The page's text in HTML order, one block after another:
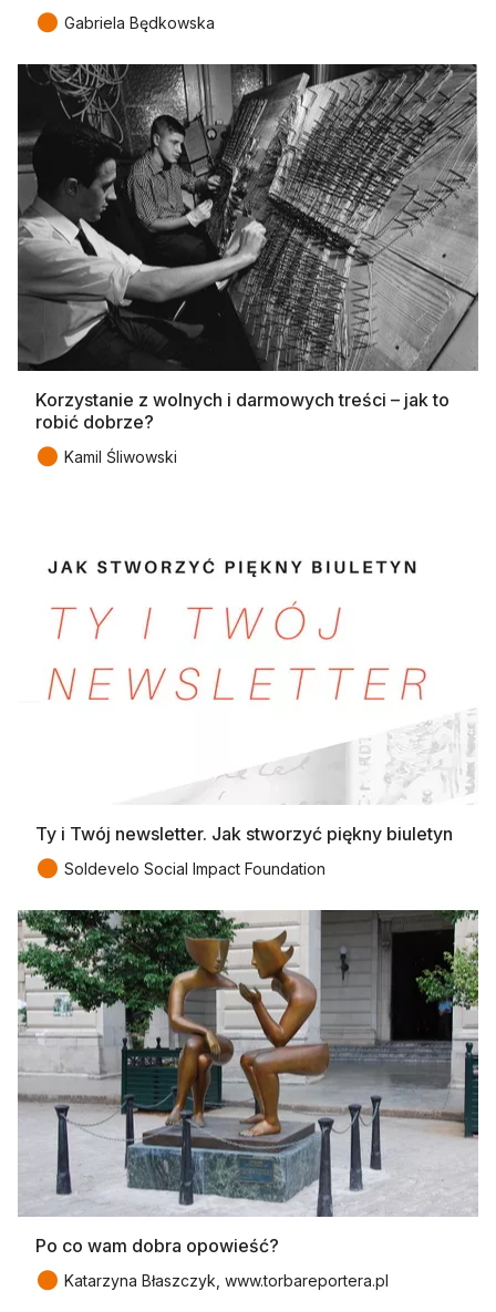
● Gabriela Będkowska
Korzystanie z wolnych i darmowych treści – jak to
robić dobrze?
● Kamil Śliwowski
Ty i Twój newsletter. Jak stworzyć piękny biuletyn
● Soldevelo Social Impact Foundation
Po co wam dobra opowieść?
● Katarzyna Błaszczyk, www.torbareportera.pl